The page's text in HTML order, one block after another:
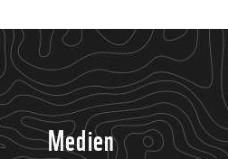
Medien